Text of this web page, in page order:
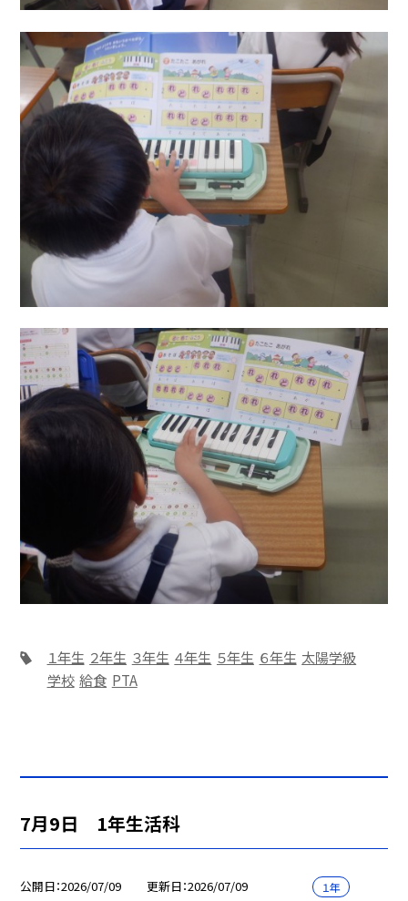
１年生 ２年生 ３年生 ４年生 ５年生 ６年生 太陽学級
学校 給食 PTA
7月9日 1年生活科
公開日 2026/07/09 更新日 2026/07/09 １年